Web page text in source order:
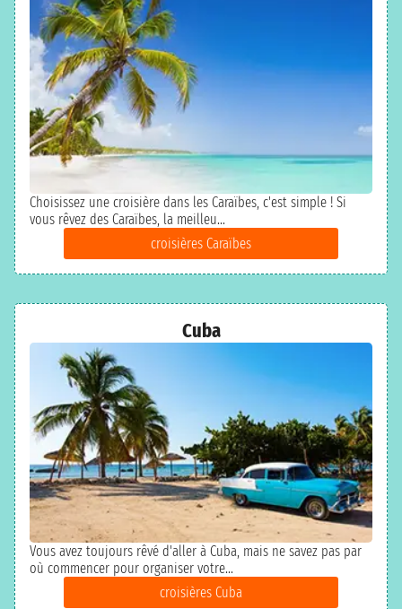
Choisissez une croisière dans les Caraïbes, c'est simple ! Si
vous rêvez des Caraïbes, la meilleu...
croisières Caraïbes
Cuba
Vous avez toujours rêvé d'aller à Cuba, mais ne savez pas par
où commencer pour organiser votre...
croisières Cuba